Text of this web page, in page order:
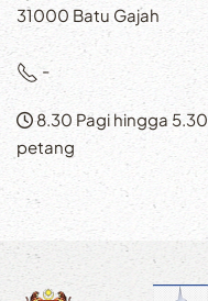
31000 Batu Gajah
-
8.30 Pagi hingga 5.30
petang